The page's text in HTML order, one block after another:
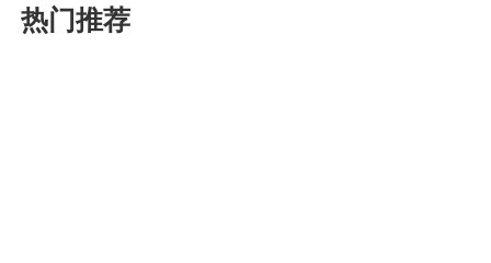
热门推荐